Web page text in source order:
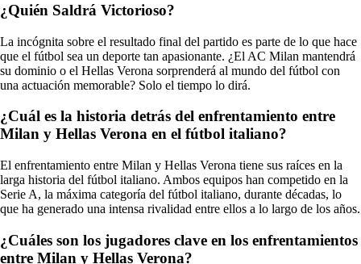
¿Quién Saldrá Victorioso?
La incógnita sobre el resultado final del partido es parte de lo que hace
que el fútbol sea un deporte tan apasionante. ¿El AC Milan mantendrá
su dominio o el Hellas Verona sorprenderá al mundo del fútbol con
una actuación memorable? Solo el tiempo lo dirá.
¿Cuál es la historia detrás del enfrentamiento entre
Milan y Hellas Verona en el fútbol italiano?
El enfrentamiento entre Milan y Hellas Verona tiene sus raíces en la
larga historia del fútbol italiano. Ambos equipos han competido en la
Serie A, la máxima categoría del fútbol italiano, durante décadas, lo
que ha generado una intensa rivalidad entre ellos a lo largo de los años.
¿Cuáles son los jugadores clave en los enfrentamientos
entre Milan y Hellas Verona?